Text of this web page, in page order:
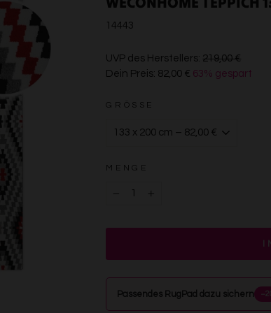
14443
UVP des Herstellers: 219,00 €€219,00
Dein Preis: 82,00 € 63% gespart
GRÖSSE
MENGE
Passendes RugPad dazu sichern